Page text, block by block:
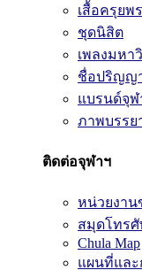
เสื้อครุยพ
ชุดนิสิต
เพลงมหา
ชื่อปริญญ
แบรนด์จุฬ
ภาพบรรย
ติดต่อจุฬาฯ
หน่วยงาน
สมุดโทร
Chula Map
แผนที่และ